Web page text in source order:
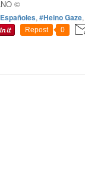
©
, #Heino Gaze,
Repost 0